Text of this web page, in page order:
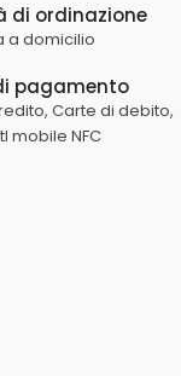
di ordinazione
a domicilio
pagamento
Carte di debito,
mobile NFC